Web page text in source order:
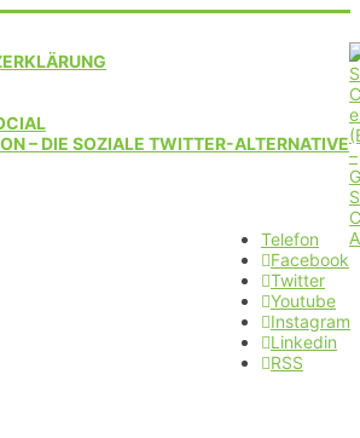
– DIE SOZIALE TWITTER-ALTERNATIVE
Telefon
Facebook
Twitter
Youtube
Instagram
Linkedin
RSS